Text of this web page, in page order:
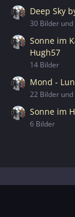
Deep Sky
30 Bilder und
Sonne im
Hugh57
14 Bilder
Mond -
22 Bilder und
Sonne im
6 Bilder